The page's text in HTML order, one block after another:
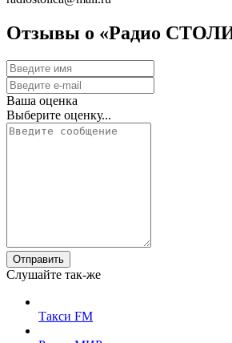
Отзывы о «Радио
Ваша оценка
Выберите оценку...
Отправить
Слушайте так-же
Такси FM